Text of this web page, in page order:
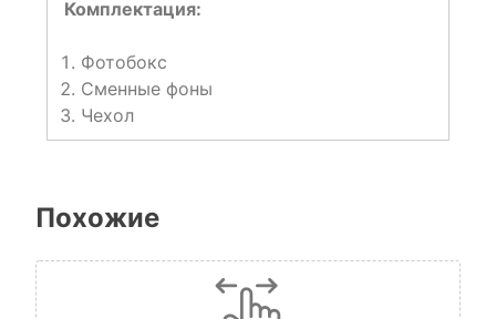
Комплектация:
Фотобокс
Сменные фоны
Чехол
Похожие